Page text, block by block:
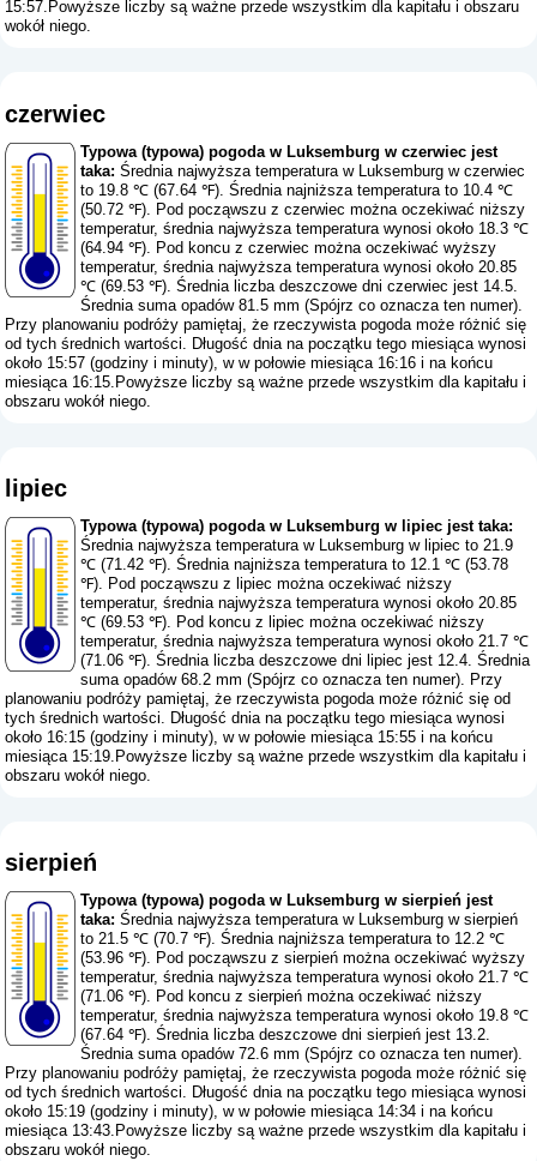
15:57.Powyższe liczby są ważne przede wszystkim dla kapitału i obszaru
wokół niego.
czerwiec
Typowa (typowa) pogoda w Luksemburg w czerwiec jest
taka: Średnia najwyższa temperatura w Luksemburg w czerwiec
to 19.8 ℃ (67.64 ℉). Średnia najniższa temperatura to 10.4 ℃
(50.72 ℉). Pod począwszu z czerwiec można oczekiwać niższy
temperatur, średnia najwyższa temperatura wynosi około 18.3 ℃
(64.94 ℉). Pod koncu z czerwiec można oczekiwać wyższy
temperatur, średnia najwyższa temperatura wynosi około 20.85
℃ (69.53 ℉). Średnia liczba deszczowe dni czerwiec jest 14.5.
Średnia suma opadów 81.5 mm (Spójrz co oznacza ten numer).
Przy planowaniu podróży pamiętaj, że rzeczywista pogoda może różnić się
od tych średnich wartości. Długość dnia na początku tego miesiąca wynosi
około 15:57 (godziny i minuty), w w połowie miesiąca 16:16 i na końcu
miesiąca 16:15.Powyższe liczby są ważne przede wszystkim dla kapitału i
obszaru wokół niego.
lipiec
Typowa (typowa) pogoda w Luksemburg w lipiec jest taka:
Średnia najwyższa temperatura w Luksemburg w lipiec to 21.9
℃ (71.42 ℉). Średnia najniższa temperatura to 12.1 ℃ (53.78
℉). Pod począwszu z lipiec można oczekiwać niższy
temperatur, średnia najwyższa temperatura wynosi około 20.85
℃ (69.53 ℉). Pod koncu z lipiec można oczekiwać niższy
temperatur, średnia najwyższa temperatura wynosi około 21.7 ℃
(71.06 ℉). Średnia liczba deszczowe dni lipiec jest 12.4. Średnia
suma opadów 68.2 mm (Spójrz co oznacza ten numer). Przy
planowaniu podróży pamiętaj, że rzeczywista pogoda może różnić się od
tych średnich wartości. Długość dnia na początku tego miesiąca wynosi
około 16:15 (godziny i minuty), w w połowie miesiąca 15:55 i na końcu
miesiąca 15:19.Powyższe liczby są ważne przede wszystkim dla kapitału i
obszaru wokół niego.
sierpień
Typowa (typowa) pogoda w Luksemburg w sierpień jest
taka: Średnia najwyższa temperatura w Luksemburg w sierpień
to 21.5 ℃ (70.7 ℉). Średnia najniższa temperatura to 12.2 ℃
(53.96 ℉). Pod począwszu z sierpień można oczekiwać wyższy
temperatur, średnia najwyższa temperatura wynosi około 21.7 ℃
(71.06 ℉). Pod koncu z sierpień można oczekiwać niższy
temperatur, średnia najwyższa temperatura wynosi około 19.8 ℃
(67.64 ℉). Średnia liczba deszczowe dni sierpień jest 13.2.
Średnia suma opadów 72.6 mm (Spójrz co oznacza ten numer).
Przy planowaniu podróży pamiętaj, że rzeczywista pogoda może różnić się
od tych średnich wartości. Długość dnia na początku tego miesiąca wynosi
około 15:19 (godziny i minuty), w w połowie miesiąca 14:34 i na końcu
miesiąca 13:43.Powyższe liczby są ważne przede wszystkim dla kapitału i
obszaru wokół niego.